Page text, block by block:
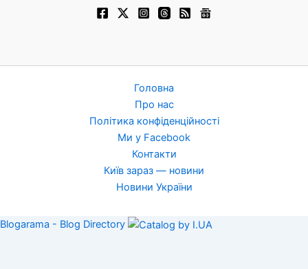
Головна
Про нас
Політика конфіденційності
Ми у Facebook
Контакти
Київ зараз — новини
Новини України
Blogarama - Blog Directory